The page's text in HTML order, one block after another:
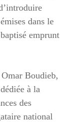
dans le
emprunt
Omar Boudieb,
à la
des
national